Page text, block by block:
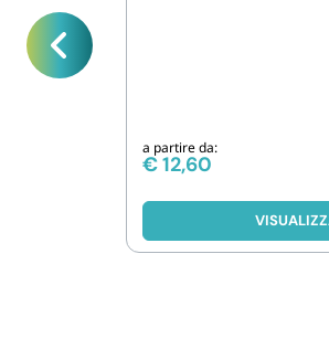
a partire da:
€12,60